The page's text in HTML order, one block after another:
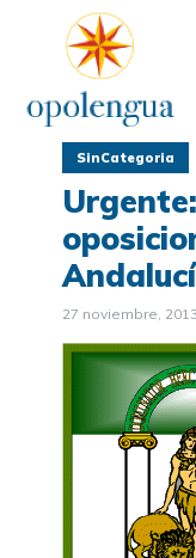
SinCategoria
27 noviembre, 2013